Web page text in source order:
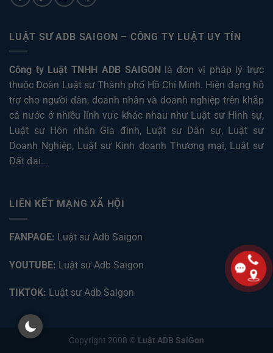
LUẬT SƯ ADB SAIGON – CÔNG TY LUẬT UY TÍN
Công ty Luật TNHH ADB SAIGON
là đơn vị pháp lý trực
thuộc Đoàn Luật sư Thành phố Hồ Chí Minh. Hiện đang hỗ
trợ cho người dân, doanh nhân và doanh nghiệp trên khắp
cả nước ở nhiều lĩnh vực khác nhau như Luật sư Hình sự,
Luật sư Hôn nhân Gia đình, Luật sư Dân sự, Luật sư
Doanh Nghiệp, Luật sư Kinh doanh Thương mại, Luật sư
Đất đai…
LIÊN KẾT MẠNG XÃ HỘI
FANPAGE: Luật sư Adb Saigon
YOUTUBE: Luật sư Adb Saigon
TIKTOK: Luật sư Adb Saigon
Copyright 2008 © Luật ADB SaiGon